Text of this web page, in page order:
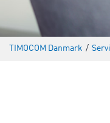
TIMOCOM Danmark /